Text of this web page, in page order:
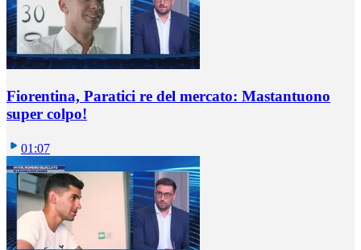
Fiorentina, Paratici re del mercato: Mastantuono
super colpo!
01:07